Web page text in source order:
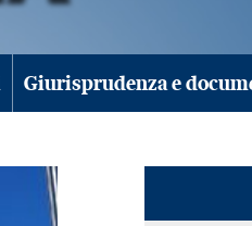
Giurisprudenza e